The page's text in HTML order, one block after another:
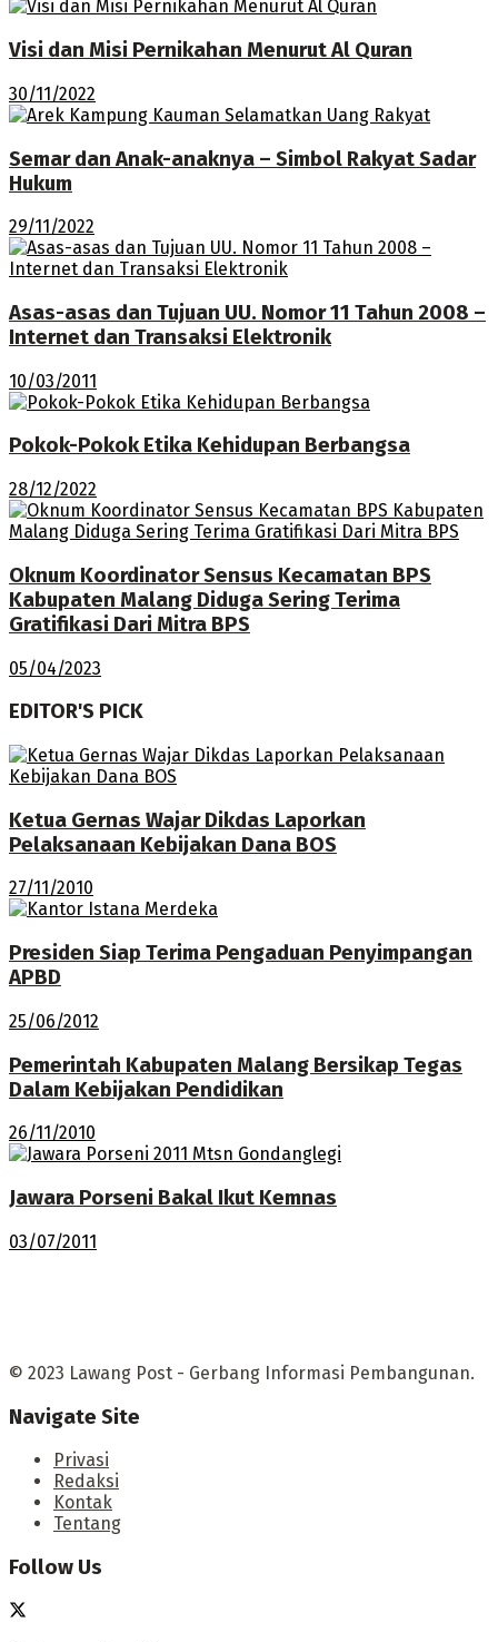
Visi dan Misi Pernikahan Menurut Al Quran
30/11/2022
Semar dan Anak-anaknya – Simbol Rakyat Sadar
Hukum
29/11/2022
Asas-asas dan Tujuan UU. Nomor 11 Tahun 2008 –
Internet dan Transaksi Elektronik
10/03/2011
Pokok-Pokok Etika Kehidupan Berbangsa
28/12/2022
Oknum Koordinator Sensus Kecamatan BPS
Kabupaten Malang Diduga Sering Terima
Gratifikasi Dari Mitra BPS
05/04/2023
EDITOR'S PICK
Ketua Gernas Wajar Dikdas Laporkan
Pelaksanaan Kebijakan Dana BOS
27/11/2010
Presiden Siap Terima Pengaduan Penyimpangan
APBD
25/06/2012
Pemerintah Kabupaten Malang Bersikap Tegas
Dalam Kebijakan Pendidikan
26/11/2010
Jawara Porseni Bakal Ikut Kemnas
03/07/2011
© 2023 Lawang Post - Gerbang Informasi Pembangunan.
Navigate Site
Privasi
Redaksi
Kontak
Tentang
Follow Us